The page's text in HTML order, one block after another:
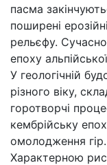
пасма
поширені
рельєфу.
епоху
У геологічній
різного віку,
горотворчі
кембрійську
омолодження гір.
Характерною